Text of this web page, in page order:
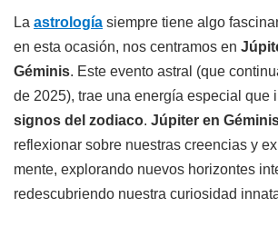
La astrología siempre tiene algo
en esta ocasión, nos centramos en
Géminis. Este evento astral (que
de 2025), trae una energía especial que
signos del zodiaco. Júpiter en
reflexionar sobre nuestras creencias y
mente, explorando nuevos horizontes
redescubriendo nuestra curiosidad